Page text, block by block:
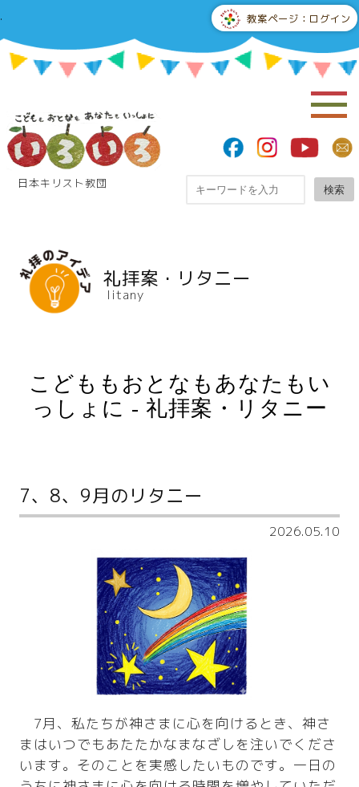
. 教案ページ：ログイン
日本キリスト教団 検索
礼拝案・リタニー
litany
こどももおとなもあなたもい
っしょに - 礼拝案・リタニー
7、8、9月のリタニー
2026.05.10
7月、私たちが神さまに心を向けるとき、神さ
まはいつでもあたたかなまなざしを注いでくださ
います。そのことを実感したいものです。一日の